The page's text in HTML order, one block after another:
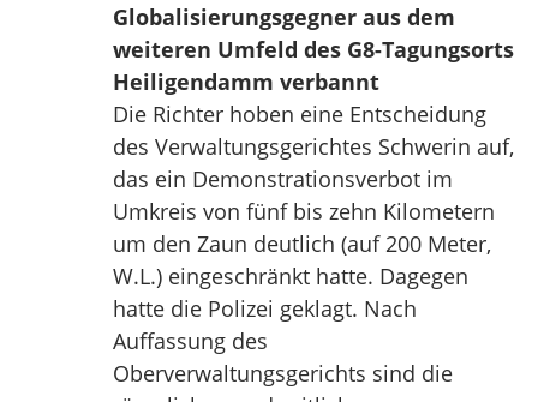
Globalisierungsgegner aus dem
weiteren Umfeld des G8-Tagungsorts
Heiligendamm verbannt
Die Richter hoben eine Entscheidung
des Verwaltungsgerichtes Schwerin auf,
das ein Demonstrationsverbot im
Umkreis von fünf bis zehn Kilometern
um den Zaun deutlich (auf 200 Meter,
W.L.) eingeschränkt hatte. Dagegen
hatte die Polizei geklagt. Nach
Auffassung des
Oberverwaltungsgerichts sind die